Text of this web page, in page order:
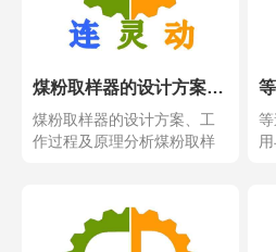
煤粉取样器的设计方案、工作过程及原理分析
煤粉取样器的设计方案、工
作过程及原理分析煤粉取样